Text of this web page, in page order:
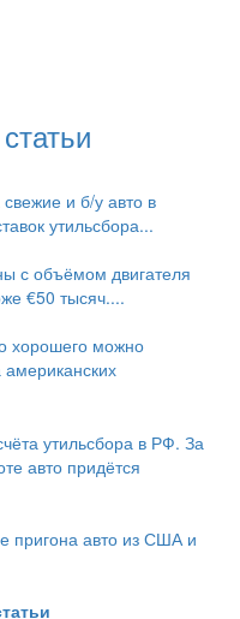
и б/у авто в
утильсбора...
с объёмом двигателя
€50 тысяч....
хорошего можно
утильсбора в РФ. За
авто придётся
пригона авто из США и